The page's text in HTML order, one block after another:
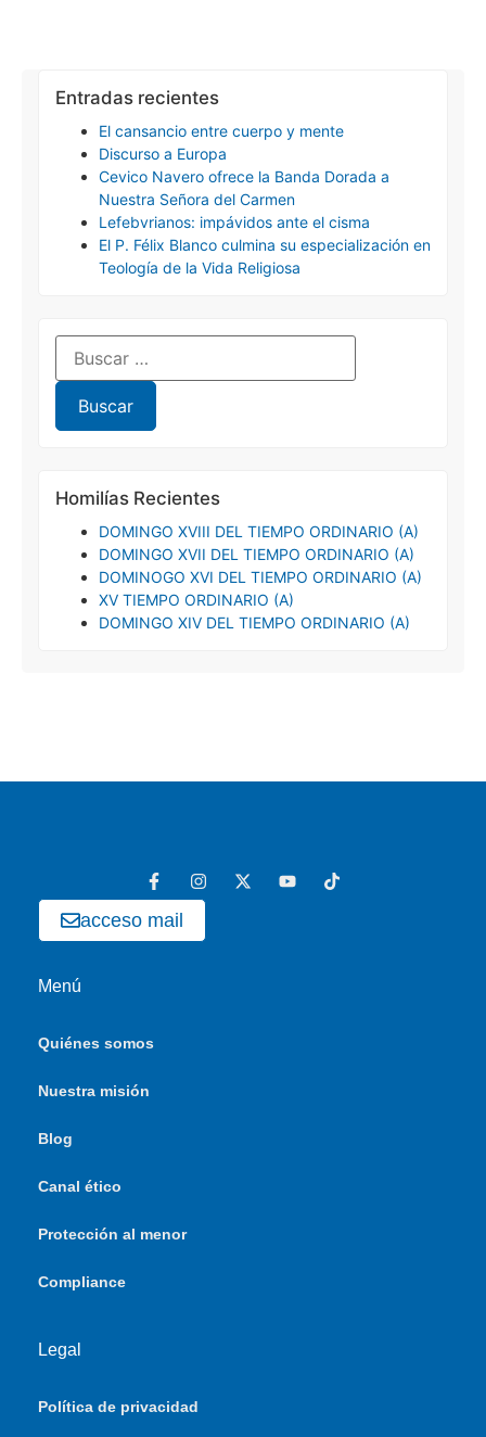
Entradas recientes
El cansancio entre cuerpo y mente
Discurso a Europa
Cevico Navero ofrece la Banda Dorada a
Nuestra Señora del Carmen
Lefebvrianos: impávidos ante el cisma
El P. Félix Blanco culmina su especialización en
Teología de la Vida Religiosa
Homilías Recientes
DOMINGO XVIII DEL TIEMPO ORDINARIO (A)
DOMINGO XVII DEL TIEMPO ORDINARIO (A)
DOMINOGO XVI DEL TIEMPO ORDINARIO (A)
XV TIEMPO ORDINARIO (A)
DOMINGO XIV DEL TIEMPO ORDINARIO (A)
acceso mail
Menú
Quiénes somos
Nuestra misión
Blog
Canal ético
Protección al menor
Compliance
Legal
Política de privacidad